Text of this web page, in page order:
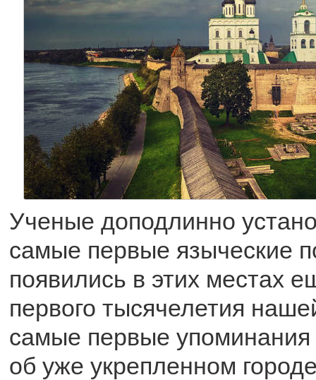
Ученые доподлинно
самые первые языческие
появились в этих местах
первого тысячелетия
самые первые упоминания
об уже укрепленном